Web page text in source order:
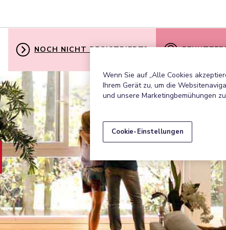
NOCH NICHT REGISTRIERT?
Wenn Sie auf „Alle Cookies
Ihrem Gerät zu, um die
und unsere Marketingbemühungen
Cookie-Einstellungen